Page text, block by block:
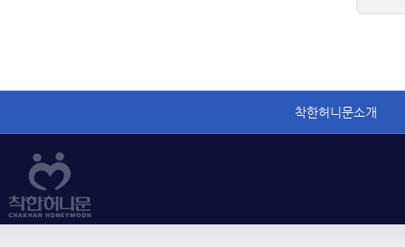
착한허니문소개